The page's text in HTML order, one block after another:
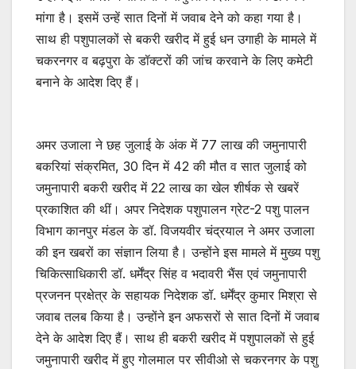
मांगा है। इसमें उन्हें सात दिनों में जवाब देने को कहा गया है।
साथ ही पशुपालकों से बकरी खरीद में हुई धन उगाही के मामले में
चकरनगर व बढ़पुरा के डॉक्टरों की जांच करवाने के लिए कमेटी
बनाने के आदेश दिए हैं।
अमर उजाला ने छह जुलाई के अंक में 77 लाख की जमुनापारी
बकरियां संक्रमित, 30 दिन में 42 की मौत व सात जुलाई को
जमुनापारी बकरी खरीद में 22 लाख का खेल शीर्षक से खबरें
प्रकाशित की थीं। अपर निदेशक पशुपालन ग्रेट-2 पशु पालन
विभाग कानपुर मंडल के डॉ. विजयवीर चंद्रयाल ने अमर उजाला
की इन खबरों का संज्ञान लिया है। उन्होंने इस मामले में मुख्य पशु
चिकित्साधिकारी डॉ. धर्मेंद्र सिंह व भदावरी भैंस एवं जमुनापारी
प्रजनन प्रक्षेत्र के सहायक निदेशक डॉ. धर्मेंद्र कुमार मिश्रा से
जवाब तलब किया है। उन्होंने इन अफसरों से सात दिनों में जवाब
देने के आदेश दिए हैं। साथ ही बकरी खरीद में पशुपालकों से हुई
जमुनापारी खरीद में हुए गोलमाल पर सीवीओ से चकरनगर के पशु